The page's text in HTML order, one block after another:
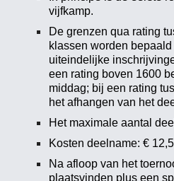
vijfkamp.
De grenzen qua rating
klassen worden
uiteindelijke
een rating boven 1600
middag; bij een rating
het afhangen van het
Het maximale aantal
Kosten deelname: €
Na afloop van het
plaatsvinden plus een